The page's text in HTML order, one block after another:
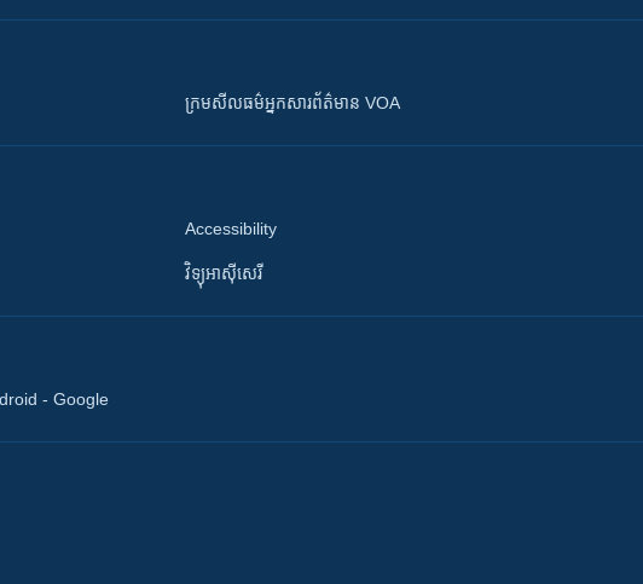
ក្រម​​​សីលធម៌​​​អ្នក​​​សារព័ត៌មាន VOA
Accessibility
វិទ្យុ​អាស៊ី​សេរី
- Google